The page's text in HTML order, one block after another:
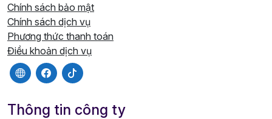
Chính sách bảo mật
Chính sách dịch vụ
Phương thức thanh toán
Điều khoản dịch vụ
Thông tin công ty